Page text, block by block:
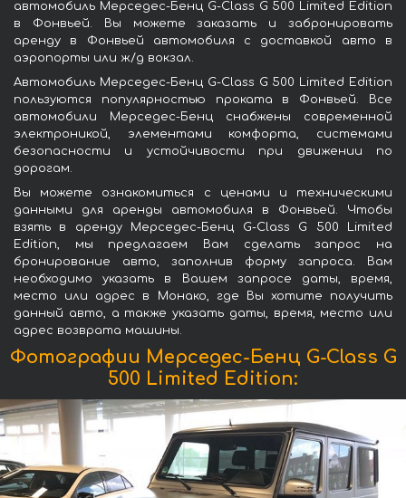
автомобиль Мерседес-Бенц G-Class G 500 Limited Edition
в Фонвьей. Вы можете заказать и забронировать
аренду в Фонвьей автомобиля с доставкой авто в
аэропорты или ж/д вокзал.
Автомобиль Мерседес-Бенц G-Class G 500 Limited Edition
пользуются популярностью проката в Фонвьей. Все
автомобили Мерседес-Бенц снабжены современной
электроникой, элементами комфорта, системами
безопасности и устойчивости при движении по
дорогам.
Вы можете ознакомиться с ценами и техническими
данными для аренды автомобиля в Фонвьей. Чтобы
взять в аренду Мерседес-Бенц G-Class G 500 Limited
Edition, мы предлагаем Вам сделать запрос на
бронирование авто, заполнив форму запроса. Вам
необходимо указать в Вашем запросе даты, время,
место или адрес в Монако, где Вы хотите получить
данный авто, а также указать даты, время, место или
адрес возврата машины.
Фотографии Мерседес-Бенц G-Class G
500 Limited Edition: